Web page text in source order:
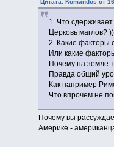
Цитата: Komandos от
1. Что
Церковь маглов?
2. Какие факторы
Или какие
Почему на земле
Правда общий
Как например
Что впрочем не
Почему вы
Америке -